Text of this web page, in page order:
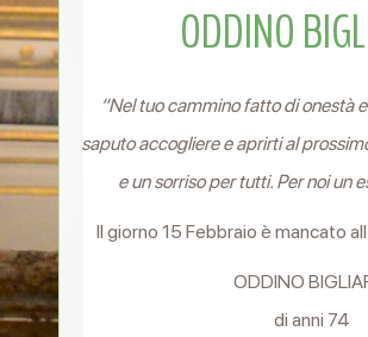
ODDINO
“Nel tuo cammino fatto di onestà
saputo accogliere e aprirti al
e un sorriso per tutti. Per noi un
Il giorno 15 Febbraio è mancato
ODDINO
di anni 74